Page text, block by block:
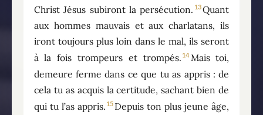
Christ Jésus subiront la persécution. 13Quant
aux hommes mauvais et aux charlatans, ils
iront toujours plus loin dans le mal, ils seront
à la fois trompeurs et trompés. 14 Mais toi,
demeure ferme dans ce que tu as appris : de
cela tu as acquis la certitude, sachant bien de
qui tu l’as appris. 15 Depuis ton plus jeune âge,